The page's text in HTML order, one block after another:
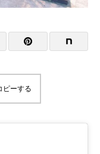
ピーする